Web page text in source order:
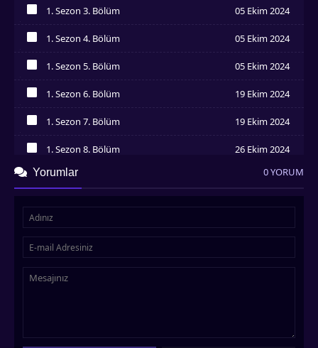
1. Sezon 3. Bölüm 05 Ekim 2024
1. Sezon 4. Bölüm 05 Ekim 2024
1. Sezon 5. Bölüm 05 Ekim 2024
1. Sezon 6. Bölüm 19 Ekim 2024
1. Sezon 7. Bölüm 19 Ekim 2024
İzledim
1. Sezon 8. Bölüm 26 Ekim 2024
1. Sezon 9. Bölüm 03 Kasım 2024
İzledim
İzledim
Yorumlar 0 YORUM